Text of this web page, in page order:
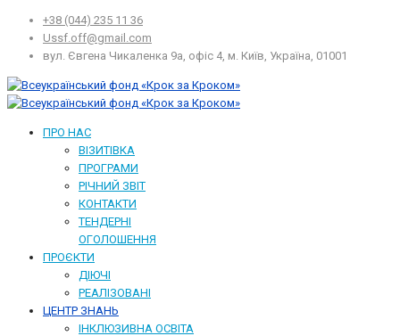
+38 (044) 235 11 36
Ussf.off@gmail.com
вул. Євгена Чикаленка 9а, офіс 4, м. Київ, Україна, 01001
ПРО НАС
ВІЗИТІВКА
ПРОГРАМИ
РІЧНИЙ ЗВІТ
КОНТАКТИ
ТЕНДЕРНІ
ОГОЛОШЕННЯ
ПРОЄКТИ
ДІЮЧІ
РЕАЛІЗОВАНІ
ЦЕНТР ЗНАНЬ
ІНКЛЮЗИВНА ОСВІТА